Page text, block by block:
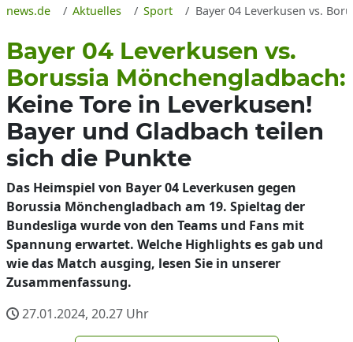
news.de Aktuelles Sport Bayer 04 Leverkusen vs.
Bayer 04 Leverkusen vs.
Borussia Mönchengladbach:
Keine Tore in Leverkusen!
Bayer und Gladbach teilen
sich die Punkte
Das Heimspiel von Bayer 04 Leverkusen gegen
Borussia Mönchengladbach am 19. Spieltag der
Bundesliga wurde von den Teams und Fans mit
Spannung erwartet. Welche Highlights es gab und
wie das Match ausging, lesen Sie in unserer
Zusammenfassung.
27.01.2024, 20.27 Uhr